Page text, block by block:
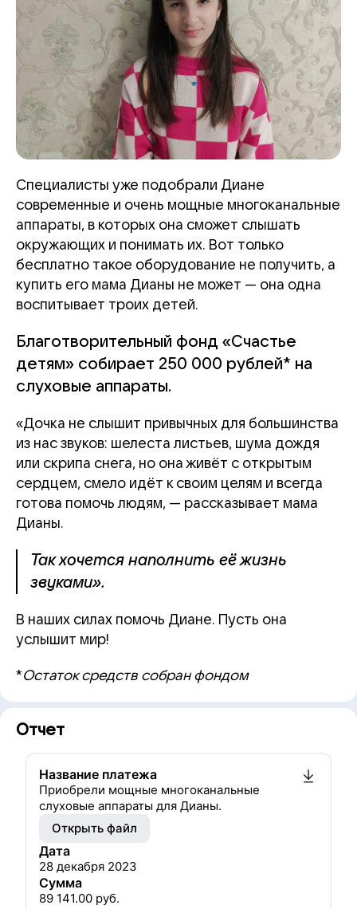
Специалисты уже подобрали Диане
современные и очень мощные многоканальные
аппараты, в которых она сможет слышать
окружающих и понимать их. Вот только
бесплатно такое оборудование не получить, а
купить его мама Дианы не может — она одна
воспитывает троих детей.
Благотворительный фонд «Счастье
детям» собирает 250 000 рублей* на
слуховые аппараты.
«Дочка не слышит привычных для большинства
из нас звуков: шелеста листьев, шума дождя
или скрипа снега, но она живёт с открытым
сердцем, смело идёт к своим целям и всегда
готова помочь людям, — рассказывает мама
Дианы.
Так хочется наполнить её жизнь
звуками».
В наших силах помочь Диане. Пусть она
услышит мир!
*Остаток средств собран фондом
Отчет
Название платежа
Приобрели мощные многоканальные
слуховые аппараты для Дианы.
Открыть файл
Дата
28 декабря 2023
Сумма
89 141.00 руб.